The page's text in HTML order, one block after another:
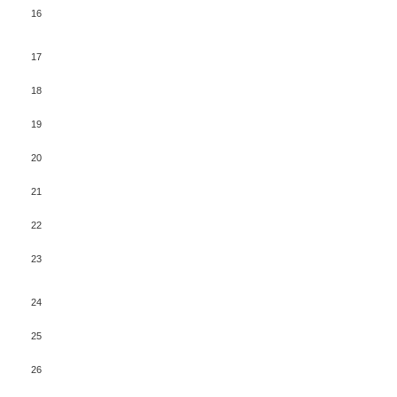
16
17
18
19
20
21
22
23
24
25
26